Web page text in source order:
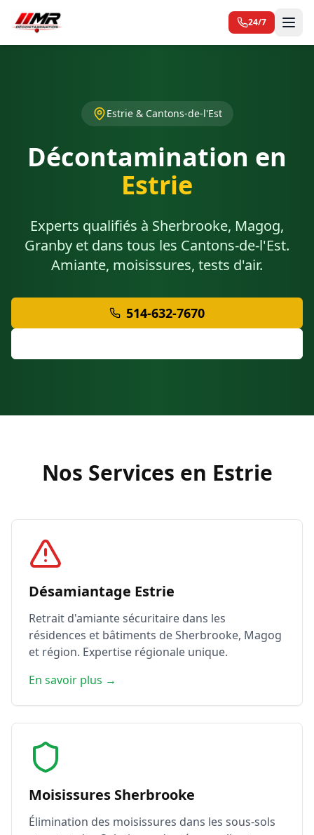
24/7
Estrie & Cantons-de-l'Est
Décontamination en
Estrie
Experts qualifiés à Sherbrooke, Magog,
Granby et dans tous les Cantons-de-l'Est.
Amiante, moisissures, tests d'air.
514-632-7670
Nos Services en Estrie
Désamiantage Estrie
Retrait d'amiante sécuritaire dans les
résidences et bâtiments de Sherbrooke, Magog
et région. Expertise régionale unique.
En savoir plus →
Moisissures Sherbrooke
Élimination des moisissures dans les sous-sols